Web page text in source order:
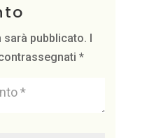
sarà pubblicato. I
*